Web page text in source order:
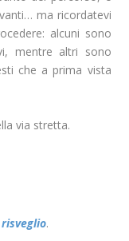
ma ricordatevi
alcuni sono
mentre altri sono
che a prima vista
via stretta.
.